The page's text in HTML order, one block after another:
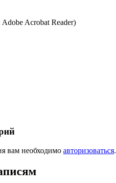
Acrobat Reader)
вам необходимо авторизоваться.